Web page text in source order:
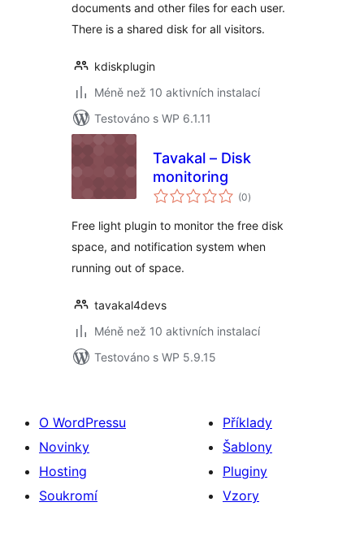
documents and other files for each user.
There is a shared disk for all visitors.
kdiskplugin
Méně než 10 aktivních instalací
Testováno s WP 6.1.11
Tavakal – Disk
monitoring
(0celkové
hodnocení
)
Free light plugin to monitor the free disk
space, and notification system when
running out of space.
tavakal4devs
Méně než 10 aktivních instalací
Testováno s WP 5.9.15
O WordPressu
Novinky
Hosting
Soukromí
Příklady
Šablony
Pluginy
Vzory